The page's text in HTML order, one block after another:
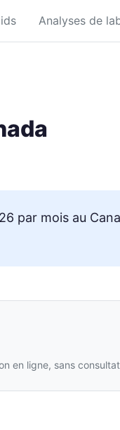
Analyses de
par mois au
en ligne, sans